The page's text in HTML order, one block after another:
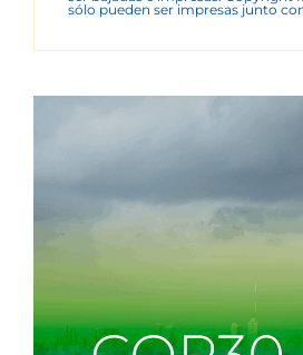
sólo pueden ser impresas junto